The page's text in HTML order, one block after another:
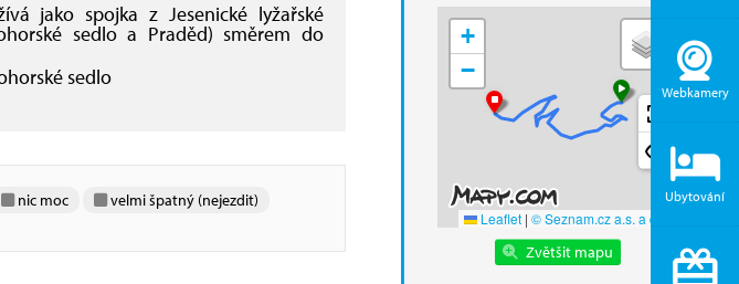
+
−
Leaflet | © Seznam.cz a.s. a další
Zvětšit mapu
jako spojka z Jesenické lyžařské
sedlo a Praděd) směrem do
sedlo
nic moc
velmi špatný (nejezdit)
Webkamery
Ubytování